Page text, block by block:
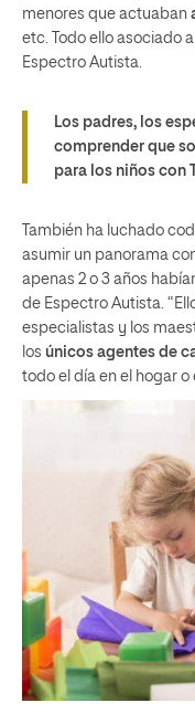
menores que actuaban
etc. Todo ello asociado
Espectro Autista.
Los padres, los
comprender que
para los niños con
También ha luchado
asumir un panorama
apenas 2 o 3 años
de Espectro Autista.
especialistas y los
los únicos agentes de
todo el día en el hogar o